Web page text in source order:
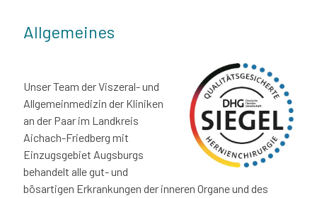
Allgemeines
Unser Team der Viszeral- und
Allgemeinmedizin der Kliniken
an der Paar im Landkreis
Aichach-Friedberg mit
Einzugsgebiet Augsburgs
behandelt alle gut- und
bösartigen Erkrankungen der inneren Organe und des